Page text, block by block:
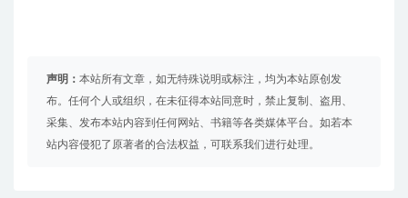
声明： 本站所有文章，如无特殊说明或标注，均为本站原创发
布。任何个人或组织，在未征得本站同意时，禁止复制、盗用、
采集、发布本站内容到任何网站、书籍等各类媒体平台。如若本
站内容侵犯了原著者的合法权益，可联系我们进行处理。